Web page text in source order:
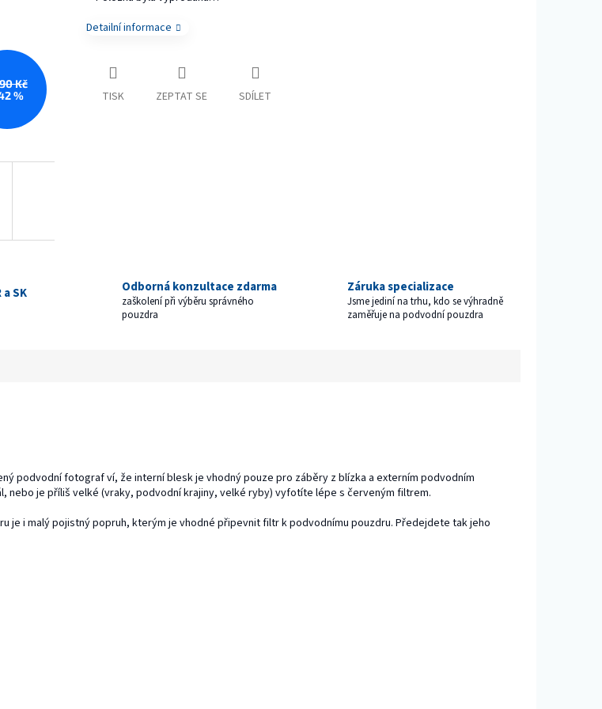
Kč
%
Detailní informace
TISK ZEPTAT SE SDÍLET
SK Odborná konzultace zdarma
zaškolení při výběru správného
pouzdra
Záruka specializace
Jsme jediní na trhu, kdo se výhradně
zaměřuje na podvodní pouzdra
podvodní fotograf ví, že interní blesk je vhodný pouze pro záběry z blízka a externím podvodním
nebo je příliš velké (vraky, podvodní krajiny, velké ryby) vyfotíte lépe s červeným filtrem.
i malý pojistný popruh, kterým je vhodné připevnit filtr k podvodnímu pouzdru. Předejdete tak jeho